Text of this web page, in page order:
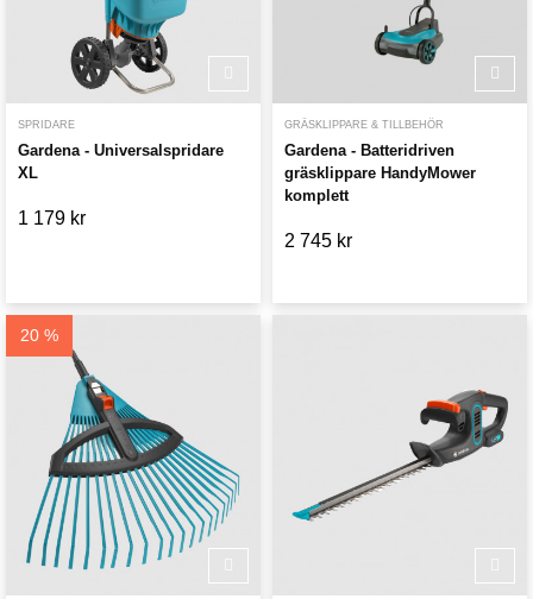
SPRIDARE
Gardena - Universalspridare
XL
1 179 kr
GRÄSKLIPPARE & TILLBEHÖR
Gardena - Batteridriven
gräsklippare HandyMower
komplett
2 745 kr
20 %